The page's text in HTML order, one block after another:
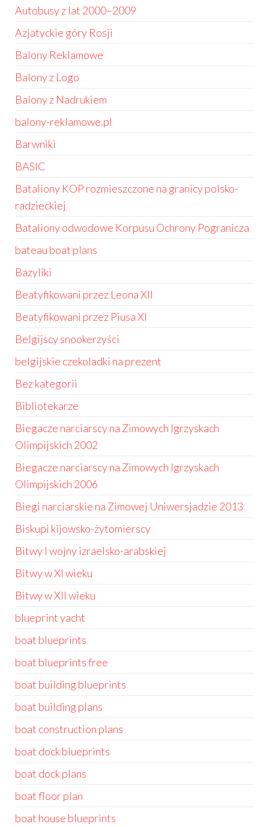
Autobusy z lat 2000–2009
Azjatyckie góry Rosji
Balony Reklamowe
Balony z Logo
Balony z Nadrukiem
balony-reklamowe.pl
Barwniki
BASIC
Bataliony KOP rozmieszczone na granicy polsko-
radzieckiej
Bataliony odwodowe Korpusu Ochrony Pogranicza
bateau boat plans
Bazyliki
Beatyfikowani przez Leona XII
Beatyfikowani przez Piusa XI
Belgijscy snookerzyści
belgijskie czekoladki na prezent
Bez kategorii
Bibliotekarze
Biegacze narciarscy na Zimowych Igrzyskach
Olimpijskich 2002
Biegacze narciarscy na Zimowych Igrzyskach
Olimpijskich 2006
Biegi narciarskie na Zimowej Uniwersjadzie 2013
Biskupi kijowsko-żytomierscy
Bitwy I wojny izraelsko-arabskiej
Bitwy w XI wieku
Bitwy w XII wieku
blueprint yacht
boat blueprints
boat blueprints free
boat building blueprints
boat building plans
boat construction plans
boat dock blueprints
boat dock plans
boat floor plan
boat house blueprints